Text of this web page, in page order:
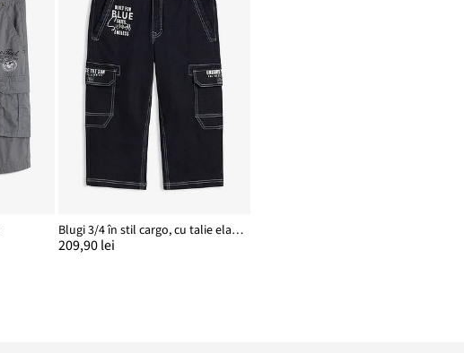
Blugi 3/4 în stil cargo, cu talie elastică, Regular Fit
209,90 lei